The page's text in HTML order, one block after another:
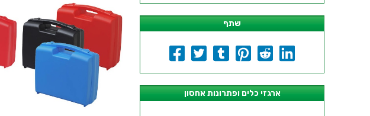
שתף
ארגזי כלים ופתרונות אחסון